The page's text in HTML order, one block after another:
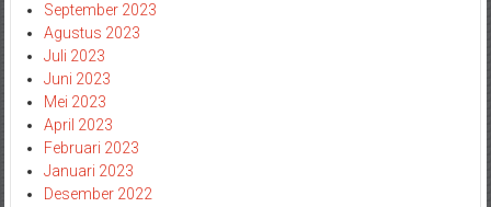
September 2023
Agustus 2023
Juli 2023
Juni 2023
Mei 2023
April 2023
Februari 2023
Januari 2023
Desember 2022